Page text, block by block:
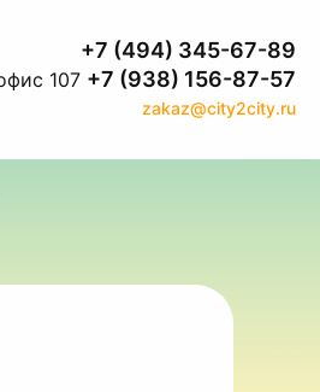
107
+7 (494) 345-67-89
+7 (938) 156-87-57
zakaz@city2city.ru